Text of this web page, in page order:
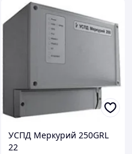
УСПД Меркурий 250GRL
22